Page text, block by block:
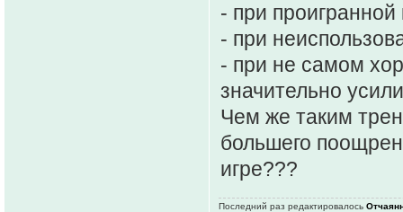
- при проигранной
- при
- при не самом
значительно
Чем же таким
большего
игре???
Последний раз редактировалось